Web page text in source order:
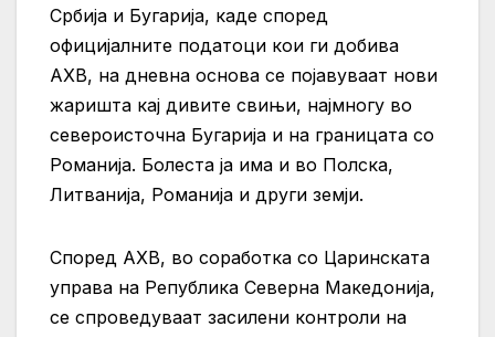
Србија и Бугарија, каде според
официјалните податоци кои ги добива
АХВ, на дневна основа се појавуваат нови
жаришта кај дивите свињи, најмногу во
североисточна Бугарија и на границата со
Романија. Болеста ја има и во Полска,
Литванија, Романија и други земји.
Според АХВ, во соработка со Царинската
управа на Република Северна Македонија,
се спроведуваат засилени контроли на